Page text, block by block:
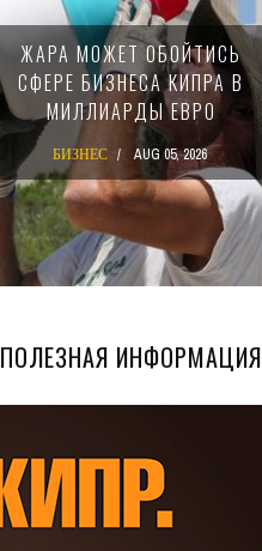
ЖАРА МОЖЕТ ОБОЙТИСЬ
СФЕРЕ БИЗНЕСА КИПРА В
МИЛЛИАРДЫ ЕВРО
БИЗНЕС AUG 05, 2026
ПОЛЕЗНАЯ ИНФОРМАЦИЯ